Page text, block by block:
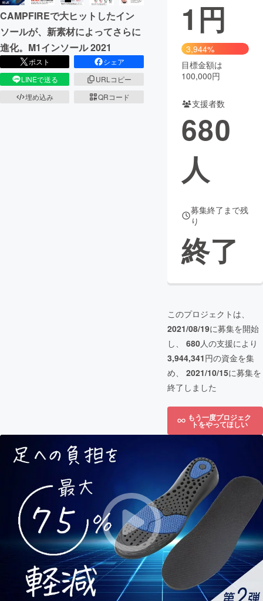
CAMPFIREで大ヒットしたイン
ソールが、新素材によってさらに
進化。M1インソール 2021
ポスト
シェア
LINEで送る
URLコピー
埋め込み
QRコード
1 円
3,944%
目標金額は
100,000円
支援者数
680
人
募集終了まで残
り
終了
このプロジェクトは、
2021/08/19に募集を開始
し、 680人の支援により
3,944,341円の資金を集
め、 2021/10/15に募集を
終了しました
もう一度プロジェク
トをやってほしい